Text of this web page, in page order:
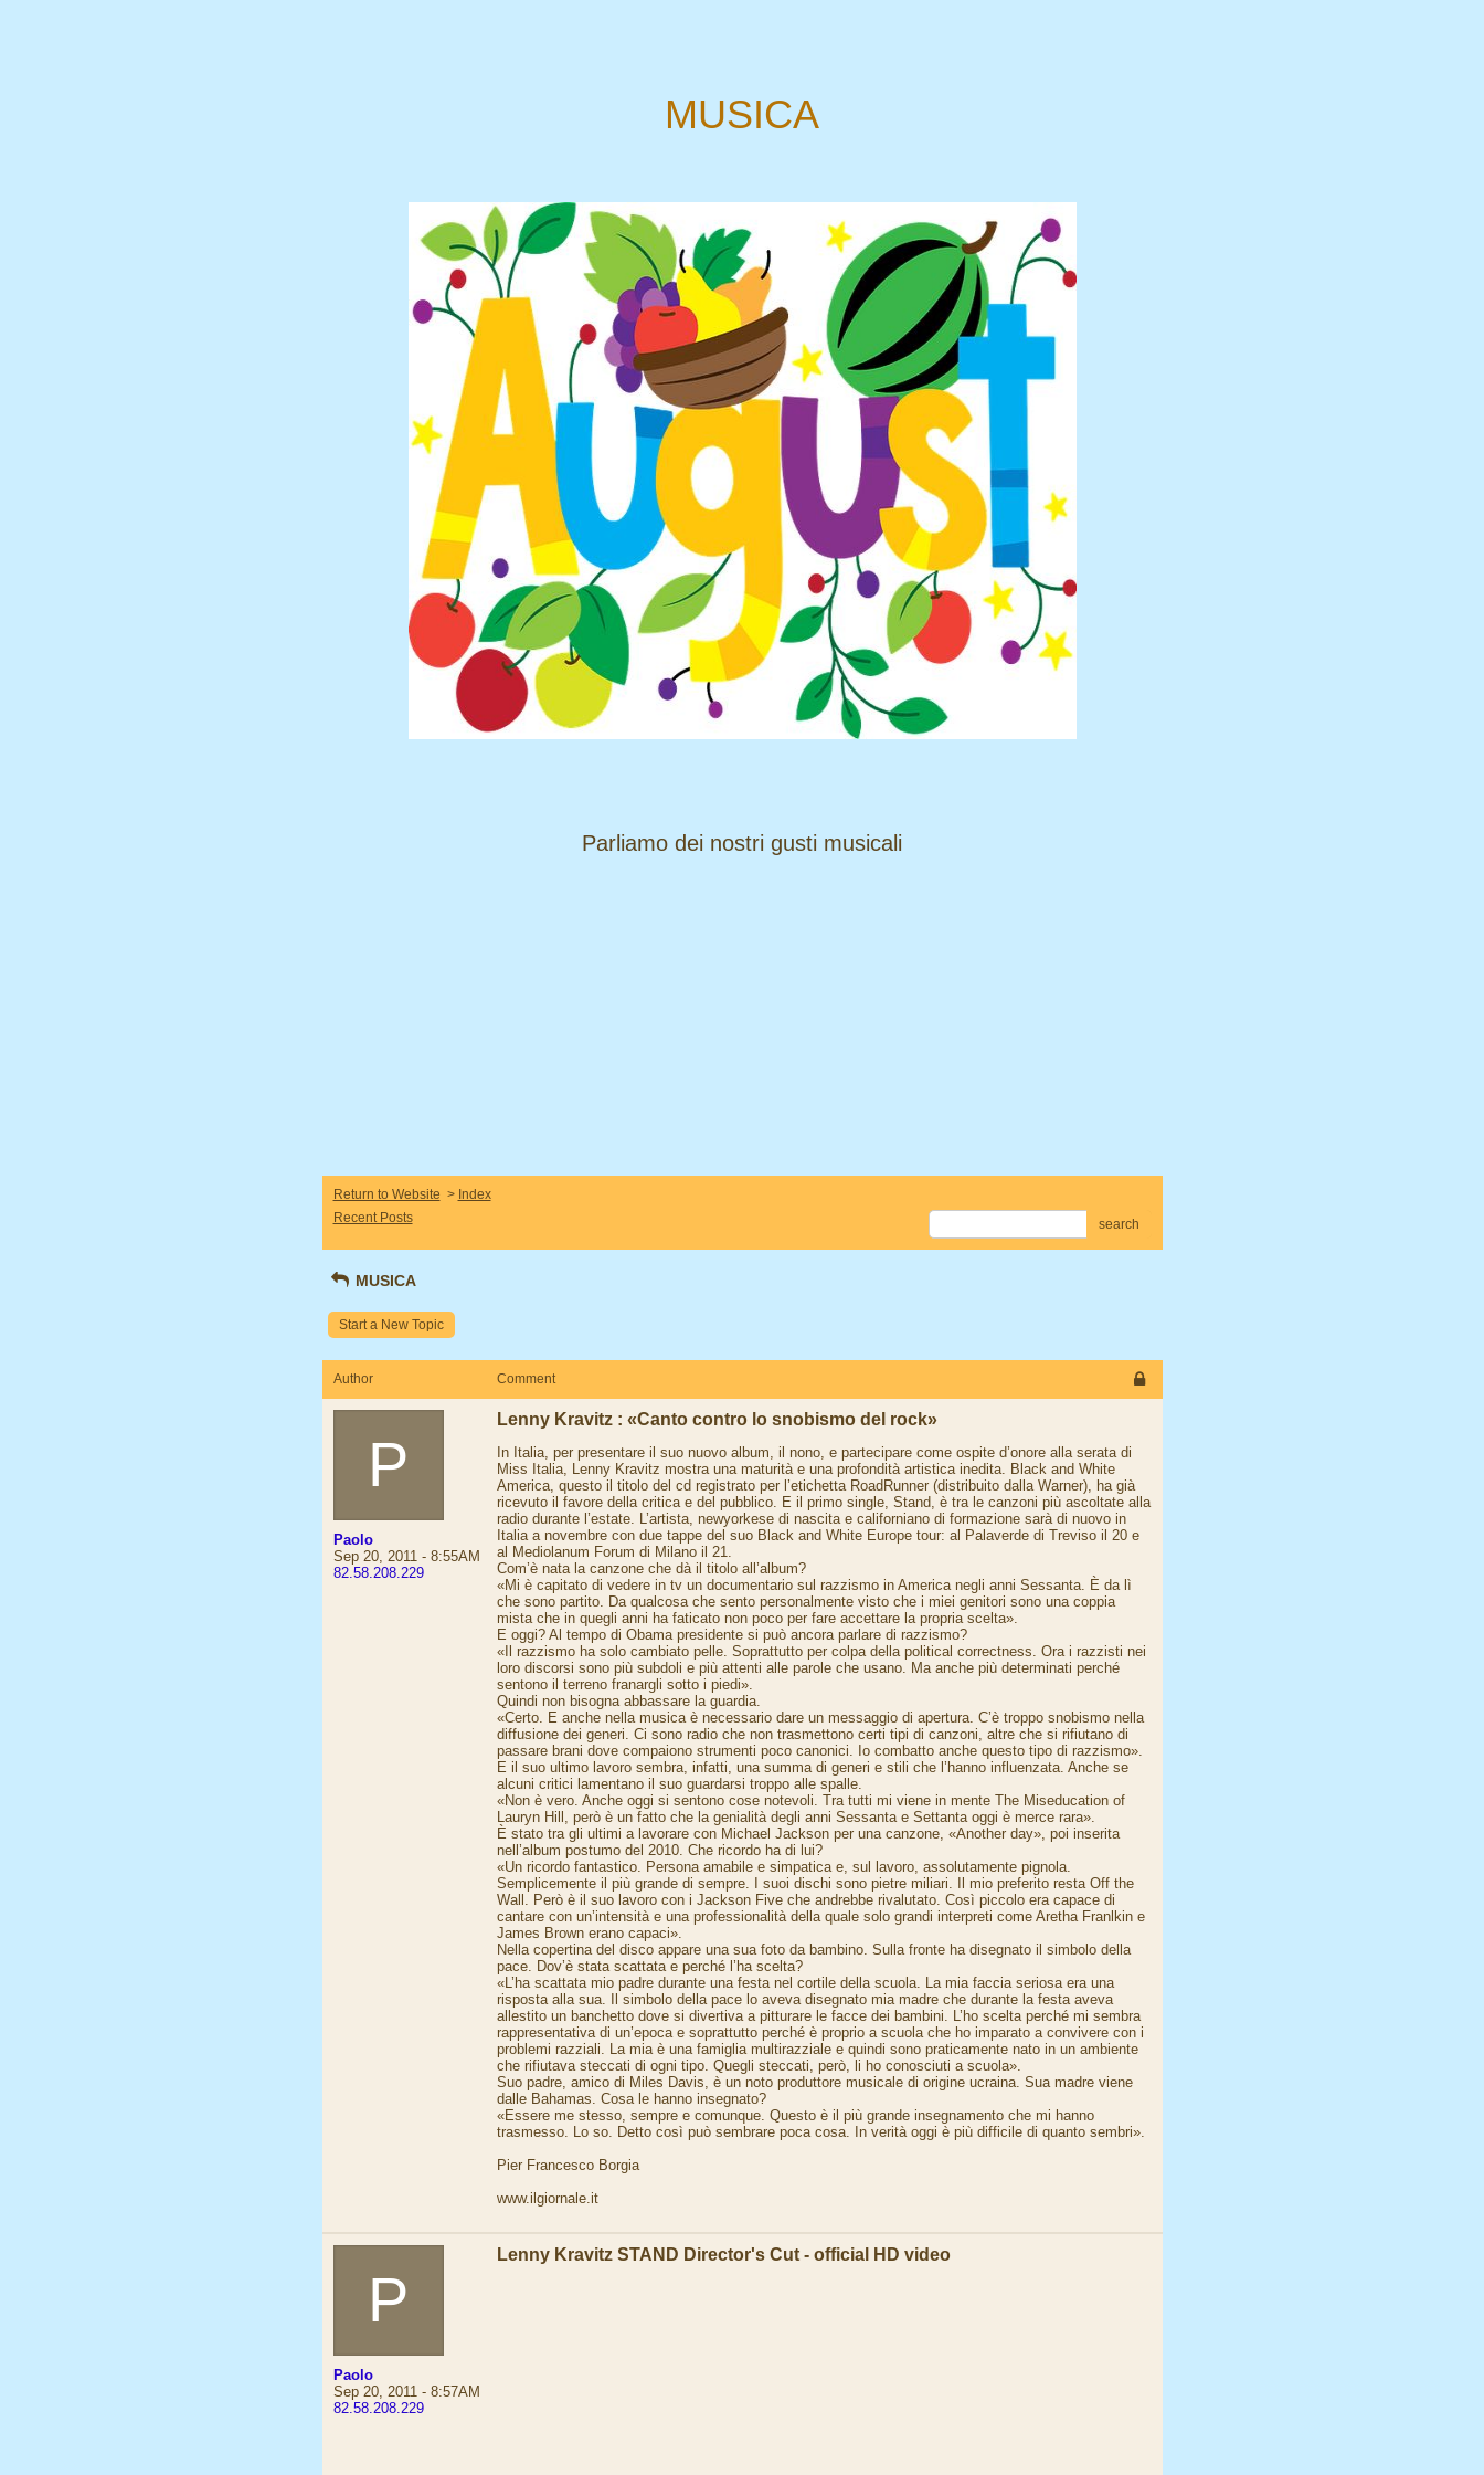
MUSICA
​​​​​​​Parliamo dei nostri gusti musicali
Return to Website > Index
Recent Posts
search
MUSICA
Start a New Topic
Author Comment
P
Paolo
Sep 20, 2011 - 8:55AM
82.58.208.229
Lenny Kravitz : «Canto contro lo snobismo del rock»
In Italia, per presentare il suo nuovo album, il nono, e partecipare come ospite d’onore alla serata di
Miss Italia, Lenny Kravitz mostra una maturità e una profondità artistica inedita. Black and White
America, questo il titolo del cd registrato per l’etichetta RoadRunner (distribuito dalla Warner), ha già
ricevuto il favore della critica e del pubblico. E il primo single, Stand, è tra le canzoni più ascoltate alla
radio durante l’estate. L’artista, newyorkese di nascita e californiano di formazione sarà di nuovo in
Italia a novembre con due tappe del suo Black and White Europe tour: al Palaverde di Treviso il 20 e
al Mediolanum Forum di Milano il 21.
Com’è nata la canzone che dà il titolo all’album?
«Mi è capitato di vedere in tv un documentario sul razzismo in America negli anni Sessanta. È da lì
che sono partito. Da qualcosa che sento personalmente visto che i miei genitori sono una coppia
mista che in quegli anni ha faticato non poco per fare accettare la propria scelta».
E oggi? Al tempo di Obama presidente si può ancora parlare di razzismo?
«Il razzismo ha solo cambiato pelle. Soprattutto per colpa della political correctness. Ora i razzisti nei
loro discorsi sono più subdoli e più attenti alle parole che usano. Ma anche più determinati perché
sentono il terreno franargli sotto i piedi».
Quindi non bisogna abbassare la guardia.
«Certo. E anche nella musica è necessario dare un messaggio di apertura. C’è troppo snobismo nella
diffusione dei generi. Ci sono radio che non trasmettono certi tipi di canzoni, altre che si rifiutano di
passare brani dove compaiono strumenti poco canonici. Io combatto anche questo tipo di razzismo».
E il suo ultimo lavoro sembra, infatti, una summa di generi e stili che l’hanno influenzata. Anche se
alcuni critici lamentano il suo guardarsi troppo alle spalle.
«Non è vero. Anche oggi si sentono cose notevoli. Tra tutti mi viene in mente The Miseducation of
Lauryn Hill, però è un fatto che la genialità degli anni Sessanta e Settanta oggi è merce rara».
È stato tra gli ultimi a lavorare con Michael Jackson per una canzone, «Another day», poi inserita
nell’album postumo del 2010. Che ricordo ha di lui?
«Un ricordo fantastico. Persona amabile e simpatica e, sul lavoro, assolutamente pignola.
Semplicemente il più grande di sempre. I suoi dischi sono pietre miliari. Il mio preferito resta Off the
Wall. Però è il suo lavoro con i Jackson Five che andrebbe rivalutato. Così piccolo era capace di
cantare con un’intensità e una professionalità della quale solo grandi interpreti come Aretha Franlkin e
James Brown erano capaci».
Nella copertina del disco appare una sua foto da bambino. Sulla fronte ha disegnato il simbolo della
pace. Dov’è stata scattata e perché l’ha scelta?
«L’ha scattata mio padre durante una festa nel cortile della scuola. La mia faccia seriosa era una
risposta alla sua. Il simbolo della pace lo aveva disegnato mia madre che durante la festa aveva
allestito un banchetto dove si divertiva a pitturare le facce dei bambini. L’ho scelta perché mi sembra
rappresentativa di un’epoca e soprattutto perché è proprio a scuola che ho imparato a convivere con i
problemi razziali. La mia è una famiglia multirazziale e quindi sono praticamente nato in un ambiente
che rifiutava steccati di ogni tipo. Quegli steccati, però, li ho conosciuti a scuola».
Suo padre, amico di Miles Davis, è un noto produttore musicale di origine ucraina. Sua madre viene
dalle Bahamas. Cosa le hanno insegnato?
«Essere me stesso, sempre e comunque. Questo è il più grande insegnamento che mi hanno
trasmesso. Lo so. Detto così può sembrare poca cosa. In verità oggi è più difficile di quanto sembri».
Pier Francesco Borgia
www.ilgiornale.it
P
Paolo
Sep 20, 2011 - 8:57AM
82.58.208.229
Lenny Kravitz STAND Director's Cut - official HD video